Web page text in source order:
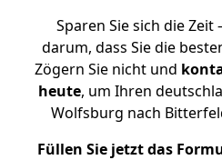
Sparen Sie sich die
darum, dass Sie die
Zögern Sie nicht und
heute, um Ihren
Wolfsburg nach
Füllen Sie jetzt das